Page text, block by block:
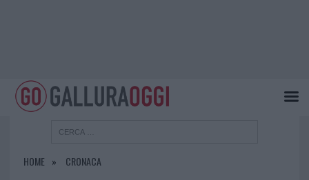
HOME CRONACA